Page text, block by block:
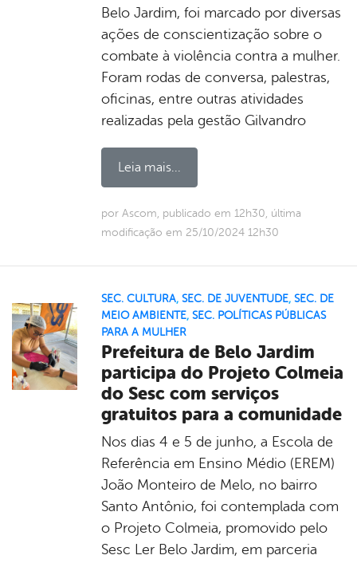
Belo Jardim, foi marcado por diversas
ações de conscientização sobre o
combate à violência contra a mulher.
Foram rodas de conversa, palestras,
oficinas, entre outras atividades
realizadas pela gestão Gilvandro
Leia mais...
por Ascom, publicado em 12h30, última
modificação em 25/10/2024 12h30
SEC. CULTURA, SEC. DE JUVENTUDE, SEC. DE
MEIO AMBIENTE, SEC. POLÍTICAS PÚBLICAS
PARA A MULHER
Prefeitura de Belo Jardim
participa do Projeto Colmeia
do Sesc com serviços
gratuitos para a comunidade
Nos dias 4 e 5 de junho, a Escola de
Referência em Ensino Médio (EREM)
João Monteiro de Melo, no bairro
Santo Antônio, foi contemplada com
o Projeto Colmeia, promovido pelo
Sesc Ler Belo Jardim, em parceria